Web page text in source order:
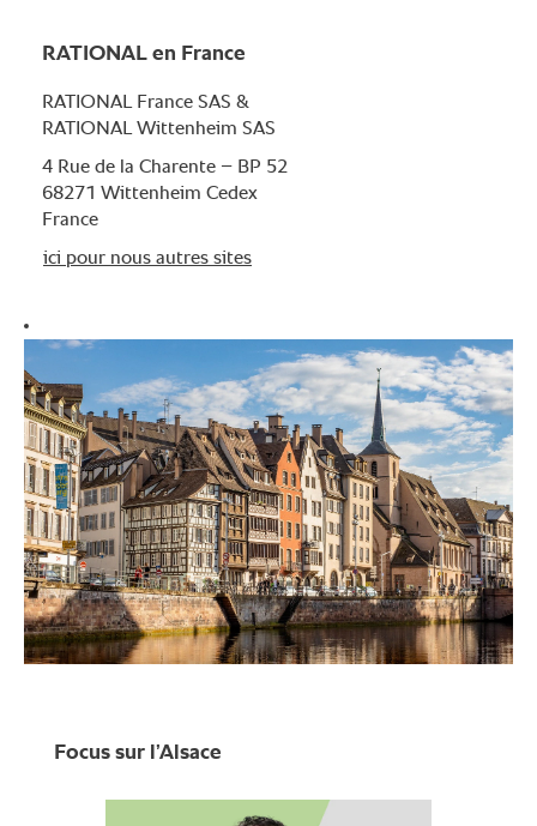
RATIONAL en France
RATIONAL France SAS &
RATIONAL Wittenheim SAS
4 Rue de la Charente – BP 52
68271 Wittenheim Cedex
France
ici pour nous autres sites
Focus sur l’Alsace
Région historique de